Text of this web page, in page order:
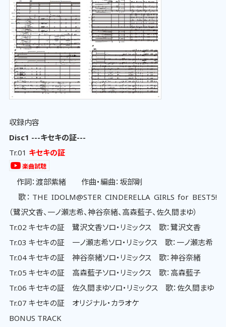
収録内容
Disc1 ---キセキの証---
Tr.01 キセキの証
楽曲試聴
作詞：渡部紫緒 作曲・編曲：坂部剛
歌：THE IDOLM@STER CINDERELLA GIRLS for BEST5!
（鷺沢文香、一ノ瀬志希、神谷奈緒、高森藍子、佐久間まゆ）
Tr.02 キセキの証 鷺沢文香ソロ・リミックス 歌：鷺沢文香
Tr.03 キセキの証 一ノ瀬志希ソロ・リミックス 歌：一ノ瀬志希
Tr.04 キセキの証 神谷奈緒ソロ・リミックス 歌：神谷奈緒
Tr.05 キセキの証 高森藍子ソロ・リミックス 歌：高森藍子
Tr.06 キセキの証 佐久間まゆソロ・リミックス 歌：佐久間まゆ
Tr.07 キセキの証 オリジナル・カラオケ
BONUS TRACK